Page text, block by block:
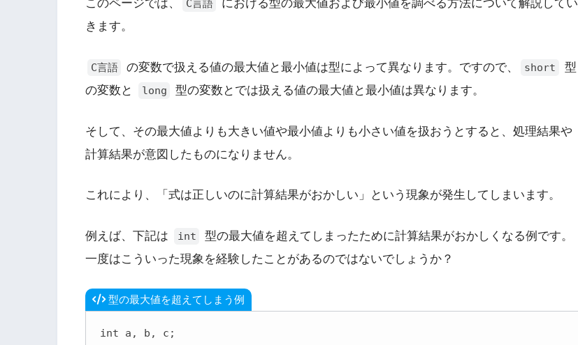
このページでは、 C言語
における型の最大値および最小値を調べる方法について解説してい
きます。
C言語 の変数で扱える値の最大値と最小値は型によって異なります。ですので、 short
型
の変数と
long 型の変数とでは扱える値の最大値と最小値は異なります。
そして、その最大値よりも大きい値や最小値よりも小さい値を扱おうとすると、処理結果や
計算結果が意図したものになりません。
これにより、「式は正しいのに計算結果がおかしい」という現象が発生してしまいます。
例えば、下記は int
型の最大値を超えてしまったために計算結果がおかしくなる例です。
一度はこういった現象を経験したことがあるのではないでしょうか？
型の最大値を超えてしまう例
int a, b, c;